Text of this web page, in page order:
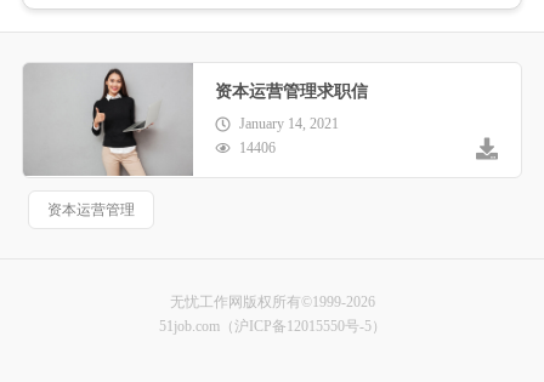
资本运营管理求职信
January 14, 2021
14406
资本运营管理
无忧工作网版权所有©1999-2026
51job.com（沪ICP备12015550号-5）